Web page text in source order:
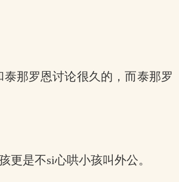
那罗恩讨论很久的，而泰那罗
是不si心哄小孩叫外公。